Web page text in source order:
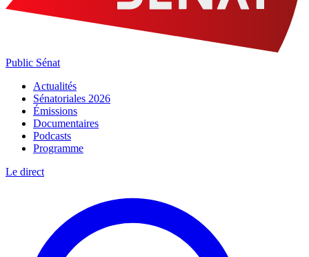
Public Sénat
Actualités
Sénatoriales 2026
Émissions
Documentaires
Podcasts
Programme
Le direct